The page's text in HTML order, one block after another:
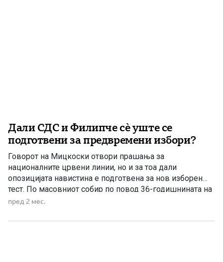
Дали СДС и Филипче сè уште се
подготвени за предвремени избори?
Говорот на Мицкоски отвори прашања за
националните црвени линии, но и за тоа дали
опозицијата навистина е подготвена за нов изборен
тест. По масовниот собир по повод 36-годишнината на
ВМРО-ДПМНЕ во Струмица и пораките што ги испрати
Мицкоски, повторно се отвори прашањето дали СДС и
пред 2 мес.